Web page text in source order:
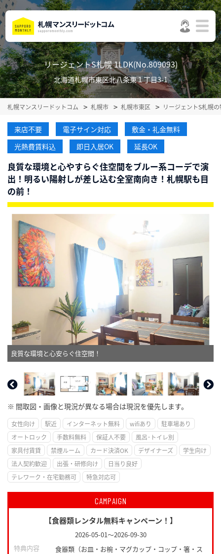
リージェントS札幌 1LDK(No.809093)
北海道札幌市東区北八条東１丁目3-1
札幌マンスリードットコム 札幌市 札幌市東区 リージェントS札幌
来店不要 電子サイン対応
敷金・礼金無料
光熱費賃料込
即日入居OK 延長OK
良質な環境と心やすらぐ住空間をブルー系コーデで演
出！明るい陽射しが差し込む全室南向き！札幌駅も目
の前！
良質な環境と心安らぐ住空間！
※ 間取図・画像と現況が異なる場合は現況を優先します。
女性向け 駅近 インターネット無料 wifiあり
駐車場あり
オートロック
手数料無料 保証人不要
風呂･トイレ別
家具付賃貸
禁煙ルーム カード決済OK デザイナーズ
学生向け
法人契約歓迎
出張・研修向け
日当り良好
テレワーク・在宅勤務可
特急対応可
CAMPAIGN
【食器類レンタル無料キャンペーン！】
2026-05-01～2026-09-30
特典内容
食器類（お皿・お椀・マグカップ・コップ・箸・ス